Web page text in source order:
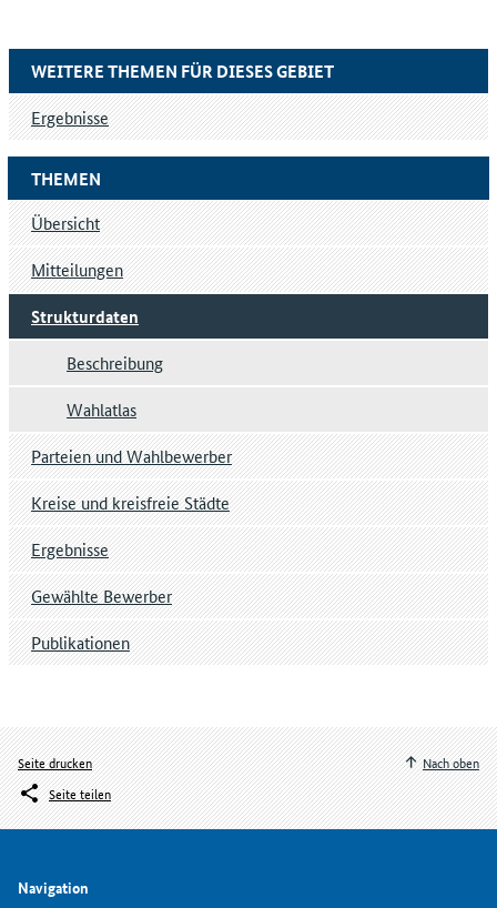
THEMEN
Übersicht
Mitteilungen
Strukturdaten
Beschreibung
Wahlatlas
Parteien und Wahlbewerber
Kreise und kreisfreie Städte
Ergebnisse
Gewählte Bewerber
Publikationen
WEITERE THEMEN FÜR DIESES GEBIET
Ergebnisse
Seite drucken
Seite teilen
Nach oben
Navigation